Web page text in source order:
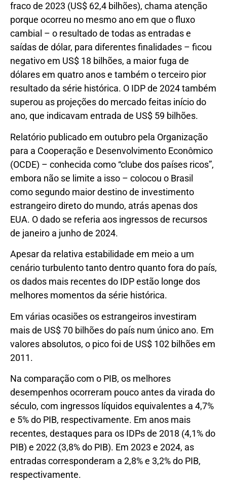
fraco de 2023 (US$ 62,4 bilhões), chama atenção
porque ocorreu no mesmo ano em que o fluxo
cambial – o resultado de todas as entradas e
saídas de dólar, para diferentes finalidades – ficou
negativo em US$ 18 bilhões, a maior fuga de
dólares em quatro anos e também o terceiro pior
resultado da série histórica. O IDP de 2024 também
superou as projeções do mercado feitas início do
ano, que indicavam entrada de US$ 59 bilhões.
Relatório publicado em outubro pela Organização
para a Cooperação e Desenvolvimento Econômico
(OCDE) – conhecida como “clube dos países ricos”,
embora não se limite a isso – colocou o Brasil
como segundo maior destino de investimento
estrangeiro direto do mundo, atrás apenas dos
EUA. O dado se referia aos ingressos de recursos
de janeiro a junho de 2024.
Apesar da relativa estabilidade em meio a um
cenário turbulento tanto dentro quanto fora do país,
os dados mais recentes do IDP estão longe dos
melhores momentos da série histórica.
Em várias ocasiões os estrangeiros investiram
mais de US$ 70 bilhões do país num único ano. Em
valores absolutos, o pico foi de US$ 102 bilhões em
2011.
Na comparação com o PIB, os melhores
desempenhos ocorreram pouco antes da virada do
século, com ingressos líquidos equivalentes a 4,7%
e 5% do PIB, respectivamente. Em anos mais
recentes, destaques para os IDPs de 2018 (4,1% do
PIB) e 2022 (3,8% do PIB). Em 2023 e 2024, as
entradas corresponderam a 2,8% e 3,2% do PIB,
respectivamente.